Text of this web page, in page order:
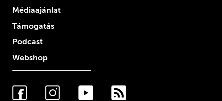
Médiaajánlat
Támogatás
Podcast
Webshop